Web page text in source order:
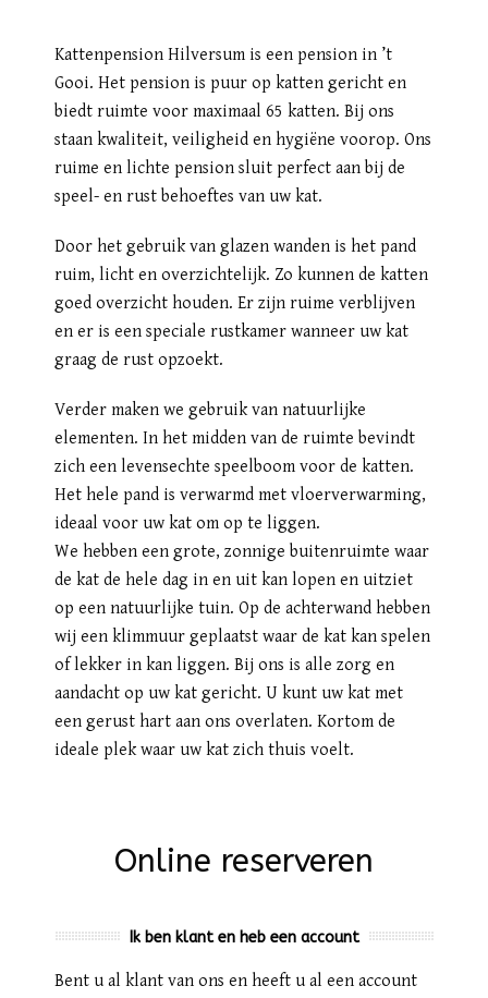
Kattenpension Hilversum is een pension in ’t
Gooi. Het pension is puur op katten gericht en
biedt ruimte voor maximaal 65 katten. Bij ons
staan kwaliteit, veiligheid en hygiëne voorop. Ons
ruime en lichte pension sluit perfect aan bij de
speel- en rust behoeftes van uw kat.
Door het gebruik van glazen wanden is het pand
ruim, licht en overzichtelijk. Zo kunnen de katten
goed overzicht houden. Er zijn ruime verblijven
en er is een speciale rustkamer wanneer uw kat
graag de rust opzoekt.
Verder maken we gebruik van natuurlijke
elementen. In het midden van de ruimte bevindt
zich een levensechte speelboom voor de katten.
Het hele pand is verwarmd met vloerverwarming,
ideaal voor uw kat om op te liggen.
We hebben een grote, zonnige buitenruimte waar
de kat de hele dag in en uit kan lopen en uitziet
op een natuurlijke tuin. Op de achterwand hebben
wij een klimmuur geplaatst waar de kat kan spelen
of lekker in kan liggen. Bij ons is alle zorg en
aandacht op uw kat gericht. U kunt uw kat met
een gerust hart aan ons overlaten. Kortom de
ideale plek waar uw kat zich thuis voelt.
Online reserveren
Ik ben klant en heb een account
Bent u al klant van ons en heeft u al een account